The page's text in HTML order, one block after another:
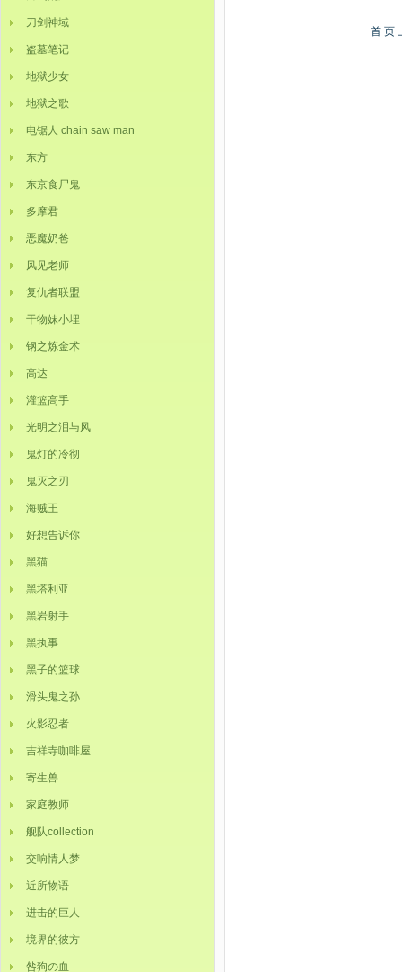
刀剑神域
盗墓笔记
地狱少女
地狱之歌
电锯人 chain saw man
东方
东京食尸鬼
多摩君
恶魔奶爸
风见老师
复仇者联盟
干物妹小埋
钢之炼金术
高达
灌篮高手
光明之泪与风
鬼灯的冷彻
鬼灭之刃
海贼王
好想告诉你
黑猫
黑塔利亚
黑岩射手
黑执事
黑子的篮球
滑头鬼之孙
火影忍者
吉祥寺咖啡屋
寄生兽
家庭教师
舰队collection
交响情人梦
近所物语
进击的巨人
境界的彼方
咎狗の血
首 页